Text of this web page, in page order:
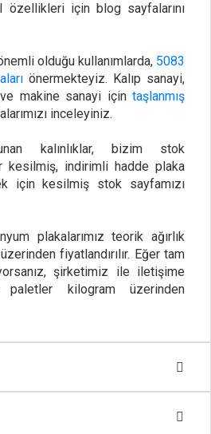
özellikleri için blog sayfalarını
olduğu kullanımlarda, 5083
önermekteyiz. Kalıp sanayi,
ve makine sanayi için taşlanmış
inceleyiniz.
kalınlıklar, bizim stok
kesilmiş, indirimli hadde plaka
için kesilmiş stok sayfamızı
plakalarımız teorik ağırlık
fiyatlandırılır. Eğer tam
şirketimiz ile iletişime
paletler kilogram üzerinden